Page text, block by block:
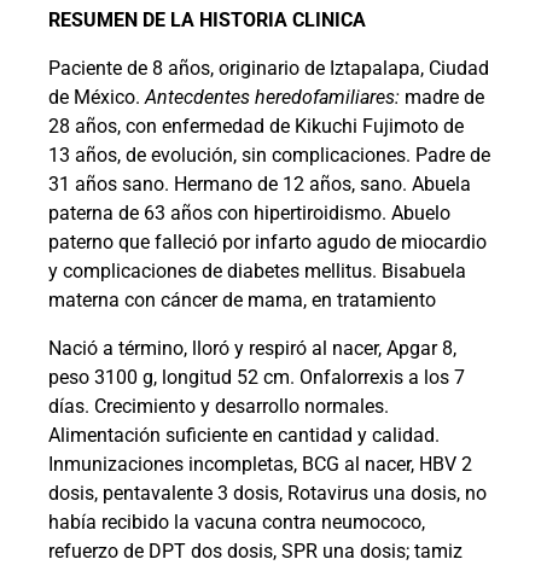
RESUMEN DE LA HISTORIA CLINICA
Paciente de 8 años, originario de Iztapalapa, Ciudad
de México.Antecdentes heredofamiliares: madre de
28 años, con enfermedad de Kikuchi Fujimoto de
13 años, de evolución, sin complicaciones. Padre de
31 años sano. Hermano de 12 años, sano. Abuela
paterna de 63 años con hipertiroidismo. Abuelo
paterno que falleció por infarto agudo de miocardio
y complicaciones de diabetes mellitus. Bisabuela
materna con cáncer de mama, en tratamiento
Nació a término, lloró y respiró al nacer, Apgar 8,
peso 3100 g, longitud 52 cm. Onfalorrexis a los 7
días. Crecimiento y desarrollo normales.
Alimentación suficiente en cantidad y calidad.
Inmunizaciones incompletas, BCG al nacer, HBV 2
dosis, pentavalente 3 dosis, Rotavirus una dosis, no
había recibido la vacuna contra neumococo,
refuerzo de DPT dos dosis, SPR una dosis; tamiz